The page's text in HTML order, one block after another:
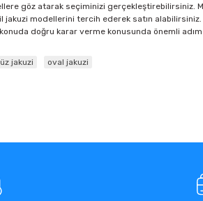
göz atarak seçiminizi gerçekleştirebilirsiniz.
jakuzi modellerini tercih ederek satın
doğru karar verme konusunda önemli
jakuzi oval jakuzi